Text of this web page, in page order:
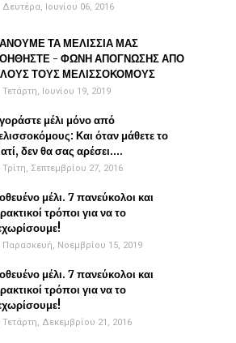
Δευτέρα, Ιουνίου 06, 2016
ΤΑ ΜΕΛΙΣΣΙΑ ΜΑΣ
- ΦΩΝΗ ΑΠΟΓΝΩΣΗΣ ΑΠΟ
ΤΟΥΣ ΜΕΛΙΣΣΟΚΟΜΟΥΣ
Τετάρτη, Ιουνίου 19, 2019
μέλι μόνο από
Και όταν μάθετε το
δεν θα σας αρέσει....
Τρίτη, Σεπτεμβρίου 27, 2016
μέλι. 7 πανεύκολοι και
τρόποι για να το
Παρασκευή, Νοεμβρίου 15, 2019
μέλι. 7 πανεύκολοι και
τρόποι για να το
Τετάρτη, Δεκεμβρίου 21, 2016